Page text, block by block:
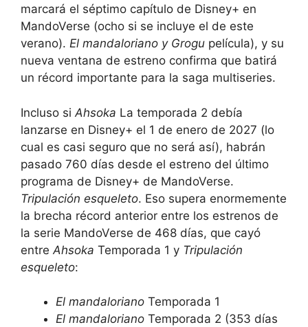
marcará el séptimo capítulo de Disney+ en
MandoVerse (ocho si se incluye el de este
verano). El mandaloriano y Grogu película), y su
nueva ventana de estreno confirma que batirá
un récord importante para la saga multiseries.
Incluso si Ahsoka La temporada 2 debía
lanzarse en Disney+ el 1 de enero de 2027 (lo
cual es casi seguro que no será así), habrán
pasado 760 días desde el estreno del último
programa de Disney+ de MandoVerse.
Tripulación esqueleto. Eso supera enormemente
la brecha récord anterior entre los estrenos de
la serie MandoVerse de 468 días, que cayó
entre Ahsoka Temporada 1 y Tripulación
esqueleto:
El mandaloriano Temporada 1
El mandaloriano Temporada 2 (353 días